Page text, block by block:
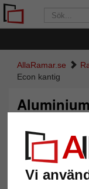
Vi
AllaRamar.se
Econ kantig